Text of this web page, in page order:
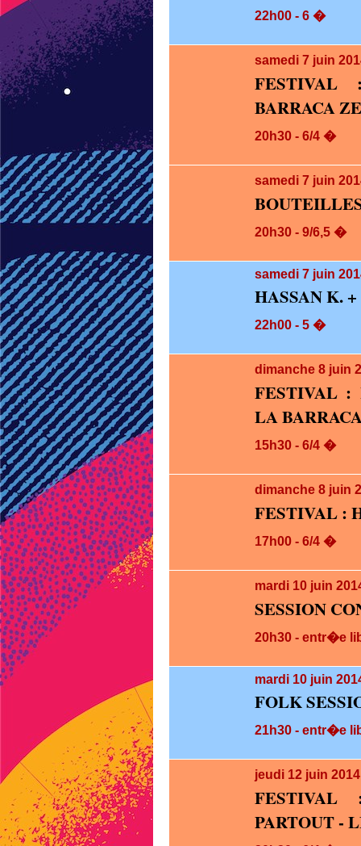
22h00 - 6 �
samedi 7 juin
BARRACA
20h30 - 6/4 �
samedi 7 juin
20h30 - 9/6,5 �
samedi 7 juin
HASSAN K.
22h00 - 5 �
dimanche 8 juin
FESTIVAL :
LA
15h30 - 6/4 �
dimanche 8 juin
FESTIVAL :
17h00 - 6/4 �
mardi 10 juin
SESSION
20h30 - entr�e
mardi 10 juin
FOLK
21h30 - entr�e
jeudi 12 juin
PARTOUT -